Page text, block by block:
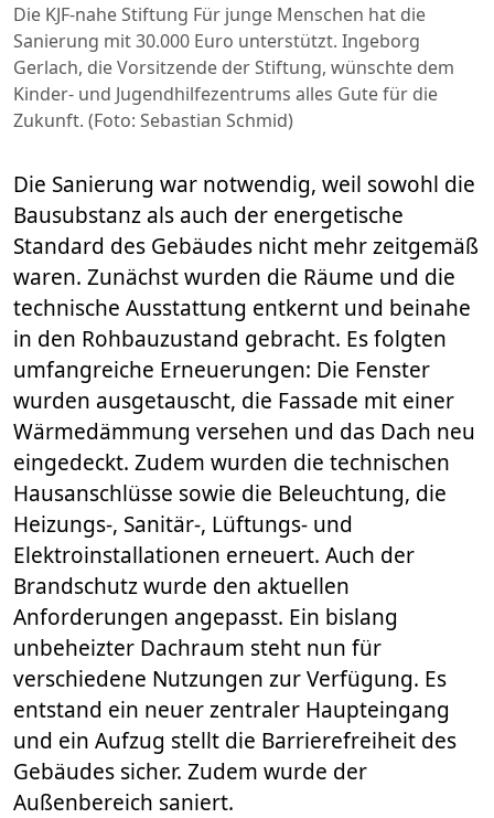
Die KJF-nahe Stiftung Für junge Menschen hat die
Sanierung mit 30.000 Euro unterstützt. Ingeborg
Gerlach, die Vorsitzende der Stiftung, wünschte dem
Kinder- und Jugendhilfezentrums alles Gute für die
Zukunft. (Foto: Sebastian Schmid)
Die Sanierung war notwendig, weil sowohl die
Bausubstanz als auch der energetische
Standard des Gebäudes nicht mehr zeitgemäß
waren. Zunächst wurden die Räume und die
technische Ausstattung entkernt und beinahe
in den Rohbauzustand gebracht. Es folgten
umfangreiche Erneuerungen: Die Fenster
wurden ausgetauscht, die Fassade mit einer
Wärmedämmung versehen und das Dach neu
eingedeckt. Zudem wurden die technischen
Hausanschlüsse sowie die Beleuchtung, die
Heizungs-, Sanitär-, Lüftungs- und
Elektroinstallationen erneuert. Auch der
Brandschutz wurde den aktuellen
Anforderungen angepasst. Ein bislang
unbeheizter Dachraum steht nun für
verschiedene Nutzungen zur Verfügung. Es
entstand ein neuer zentraler Haupteingang
und ein Aufzug stellt die Barrierefreiheit des
Gebäudes sicher. Zudem wurde der
Außenbereich saniert.